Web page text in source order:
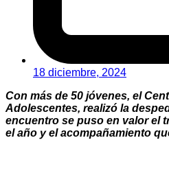
18 diciembre, 2024
Con más de 50 jóvenes, el
Adolescentes, realizó la
encuentro se puso en valor el
el año y el acompañamiento